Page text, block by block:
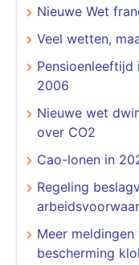
Nieuwe Wet
Veel wetten,
2006
Nieuwe wet
over CO2
Cao-lonen in
Regeling
Meer
bescherming